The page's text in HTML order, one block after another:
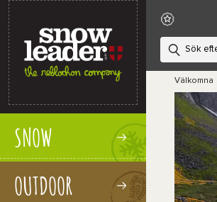
SNOW
OUTDOOR
Välkomna